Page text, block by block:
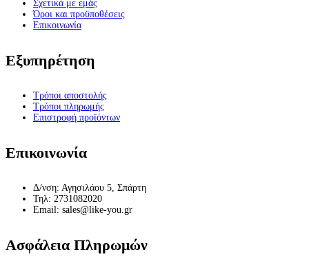
Σχετικά με εμάς
Όροι και προϋποθέσεις
Επικοινωνία
Εξυπηρέτηση
Τρόποι αποστολής
Τρόποι πληρωμής
Επιστροφή προϊόντων
Επικοινωνία
Δ/νση: Αγησιλάου 5, Σπάρτη
Τηλ: 2731082020
Email: sales@like-you.gr
Ασφάλεια Πληρωμών